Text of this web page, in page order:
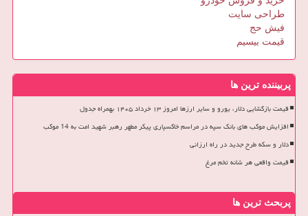
طراحی سایت
فیش حج
قیمت بیسیم
پربیننده ترین ها
قیمت بازگشایی دلار، یورو و سایر ارزها امروز ۱۳ خرداد ۱۴۰۵ بهمراه جدول
افزایش موکب های بانک سپه در مراسم خاکسپاری پیکر مطهر رهبر شهید امت به 14 موکب
دلار و سکه طرح جدید در راه ارزانی
قیمت واقعی هر شانه تخم مرغ
پربحث ترین ها